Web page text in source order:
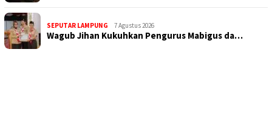
SEPUTAR LAMPUNG 7 Agustus 2026
Wagub Jihan Kukuhkan Pengurus Mabigus da…